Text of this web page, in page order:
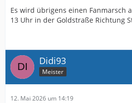
Es wird übrigens einen Fanmarsch
13 Uhr in der Goldstraße Richtung
Didi93
Meister
12. Mai 2026 um 14:19